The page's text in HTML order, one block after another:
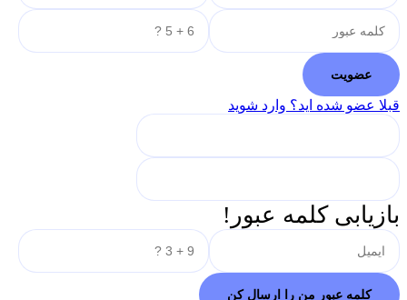
قبلا عضو شده اید؟ وارد شوید
بازیابی کلمه عبور!